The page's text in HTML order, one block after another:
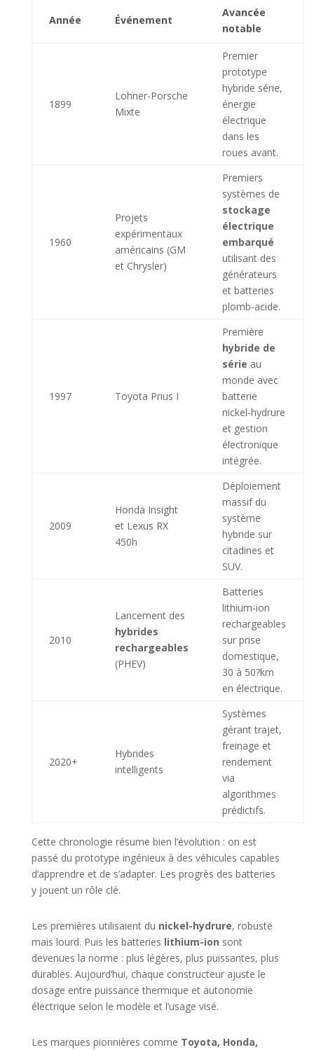
Année Événement
Avancée
notable
1899
Lohner-Porsche
Mixte
Premier
prototype
hybride série,
énergie
électrique
dans les
roues avant.
1960
Projets
expérimentaux
américains (GM
et Chrysler)
Premiers
systèmes de
stockage
électrique
embarqué
utilisant des
générateurs
et batteries
plomb-acide.
1997 Toyota Prius I
Première
hybride de
série au
monde avec
batterie
nickel-hydrure
et gestion
électronique
intégrée.
2009
Honda Insight
et Lexus RX
450h
Déploiement
massif du
système
hybride sur
citadines et
SUV.
2010
Lancement des
hybrides
rechargeables
(PHEV)
Batteries
lithium-ion
rechargeables
sur prise
domestique,
30 à 50?km
en électrique.
2020+
Hybrides
intelligents
Systèmes
gérant trajet,
freinage et
rendement
via
algorithmes
prédictifs.
Cette chronologie résume bien l’évolution : on est
passé du prototype ingénieux à des véhicules capables
d’apprendre et de s’adapter. Les progrès des batteries
y jouent un rôle clé.
Les premières utilisaient du nickel-hydrure, robuste
mais lourd. Puis les batteries lithium-ion sont
devenues la norme : plus légères, plus puissantes, plus
durables. Aujourd’hui, chaque constructeur ajuste le
dosage entre puissance thermique et autonomie
électrique selon le modèle et l’usage visé.
Les marques pionnières comme Toyota, Honda,